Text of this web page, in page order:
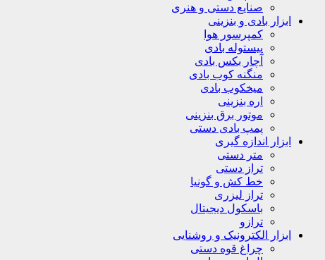
صنایع دستی و هنری
ابزار بادی و بنزینی
کمپرسور هوا
پیستوله بادی
آچار بکس بادی
منگنه کوب بادی
میخکوب بادی
اره بنزینی
موتور برق بنزینی
پمپ بادی دستی
ابزار اندازه گیری
متر دستی
تراز دستی
خط کش و گونیا
تراز لیزری
باسکول دیجیتال
ترازو
ابزار الکترونیک و روشنایی
چراغ قوه دستی